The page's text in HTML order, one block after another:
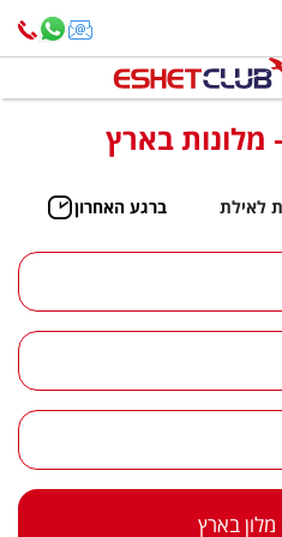
מלונות בארץ
לאילת ברגע האחרון
מלון בארץ